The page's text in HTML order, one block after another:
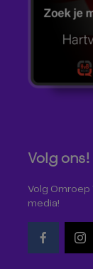
Volg ons!
Volg Omroep
media!